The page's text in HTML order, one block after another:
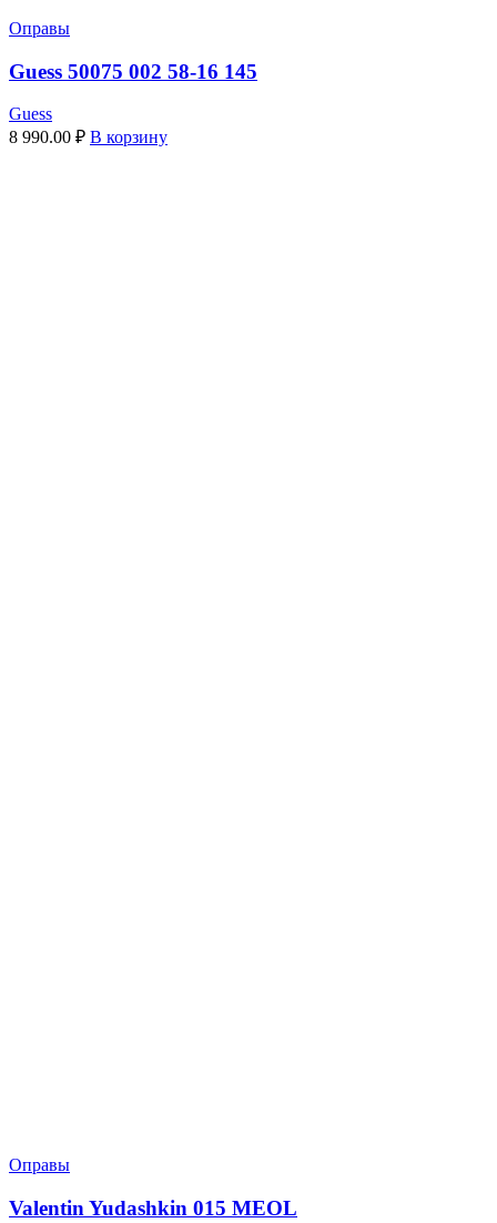
Оправы
Guess 50075 002 58-16 145
Guess
8 990.00 ₽ В корзину
Оправы
Valentin Yudashkin 015 MEOL